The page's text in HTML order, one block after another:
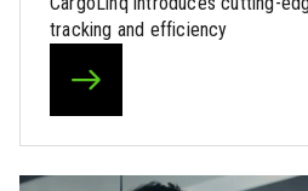
tracking and efficiency